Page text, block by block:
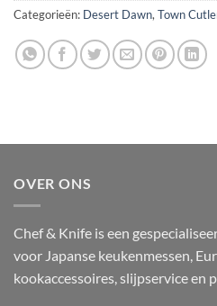
Categorieën: Desert Dawn,Town
OVER ONS
Chef & Knife is een
voor Japanse keukenmessen,
kookaccessoires, slijpservice en